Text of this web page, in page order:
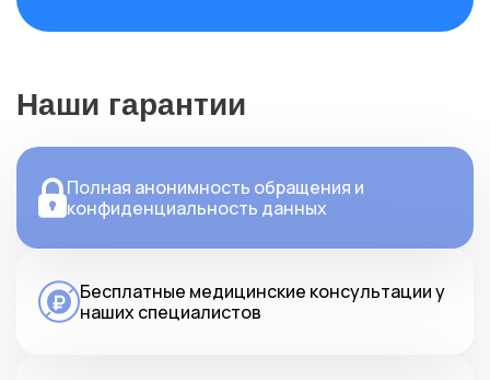
Наши гарантии
Полная анонимность обращения и
конфиденциальность данных
Бесплатные медицинские консультации у
наших специалистов